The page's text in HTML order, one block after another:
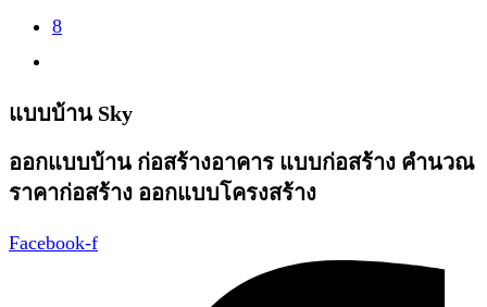
8
next
page
แบบบ้าน Sky
ออกแบบบ้าน ก่อสร้างอาคาร แบบก่อสร้าง คำนวณ
ราคาก่อสร้าง ออกแบบโครงสร้าง
Facebook-f